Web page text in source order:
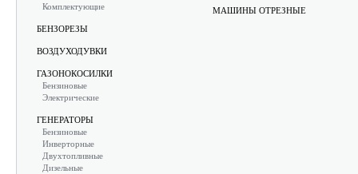
Комплектующие
БЕНЗОРЕЗЫ
ВОЗДУХОДУВКИ
ГАЗОНОКОСИЛКИ
Бензиновые
Электрические
ГЕНЕРАТОРЫ
Бензиновые
Инверторные
Двухтопливные
Дизельные
МАШИНЫ ОТРЕЗНЫЕ